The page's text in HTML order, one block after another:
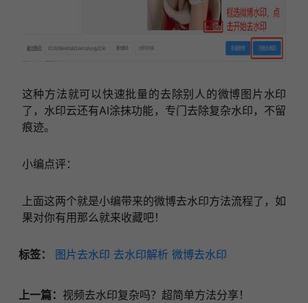
这种方法就可以快速批量的去除别人的微博图片水印
了，水印云还有AI涂抹功能，专门去除复杂水印，不留
痕迹。
小编点评：
上面这两个就是小编带来的微博去水印方法流程了，如
果对你有用那么就来收藏吧！
标签： 图片去水印 去水印解析 微博去水印
上一篇： 视频去水印复杂吗？超简单方法分享！